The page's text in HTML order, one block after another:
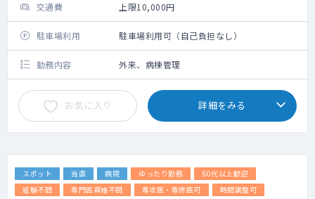
交通費 上限10,000円
駐車場利用 駐車場利用可（自己負担なし）
勤務内容 外来、病棟管理
お気に入り 詳細をみる
スポット 当直 病院 ゆったり勤務
60代以上歓迎
経験不問
専門医資格不問 専攻医・専修医可
時間調整可